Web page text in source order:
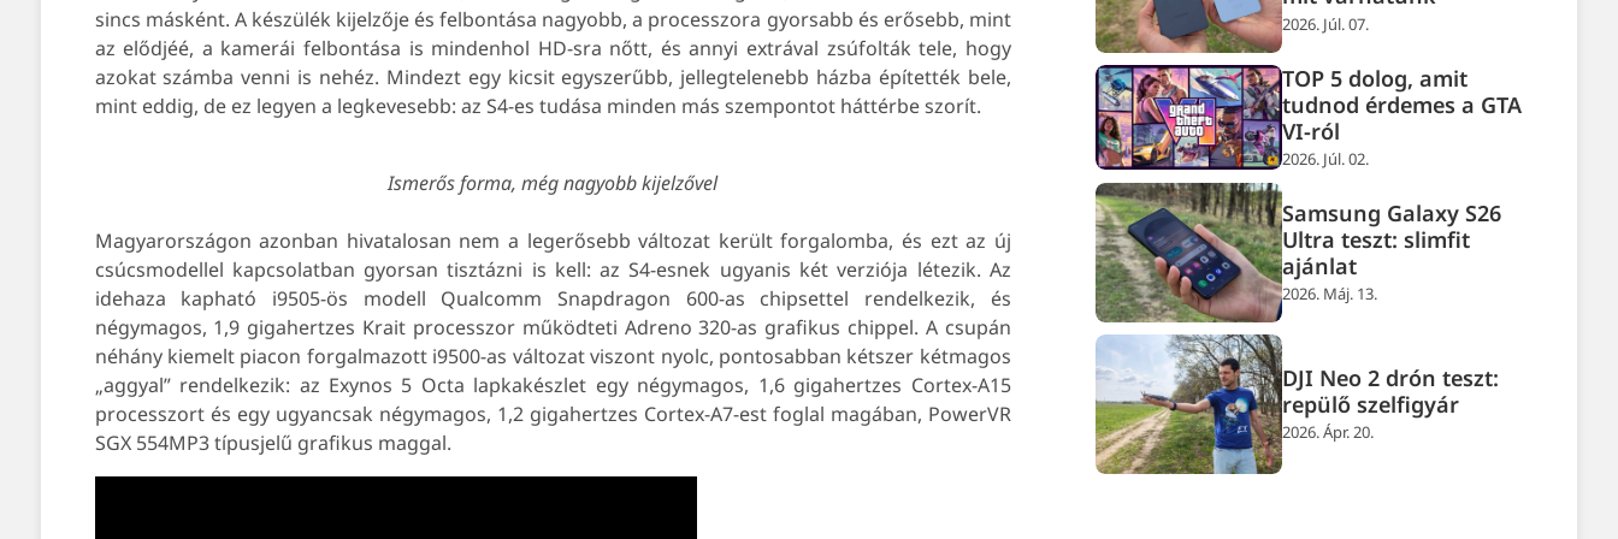
sincs másként. A készülék kijelzője és felbontása nagyobb, a processzora gyorsabb és erősebb, mint
az elődjéé, a kamerái felbontása is mindenhol HD-sra nőtt, és annyi extrával zsúfolták tele, hogy
azokat számba venni is nehéz. Mindezt egy kicsit egyszerűbb, jellegtelenebb házba építették bele,
mint eddig, de ez legyen a legkevesebb: az S4-es tudása minden más szempontot háttérbe szorít.
Ismerős forma, még nagyobb kijelzővel
Magyarországon azonban hivatalosan nem a legerősebb változat került forgalomba, és ezt az új
csúcsmodellel kapcsolatban gyorsan tisztázni is kell: az S4-esnek ugyanis két verziója létezik. Az
idehaza kapható i9505-ös modell Qualcomm Snapdragon 600-as chipsettel rendelkezik, és
négymagos, 1,9 gigahertzes Krait processzor működteti Adreno 320-as grafikus chippel. A csupán
néhány kiemelt piacon forgalmazott i9500-as változat viszont nyolc, pontosabban kétszer kétmagos
„aggyal” rendelkezik: az Exynos 5 Octa lapkakészlet egy négymagos, 1,6 gigahertzes Cortex-A15
processzort és egy ugyancsak négymagos, 1,2 gigahertzes Cortex-A7-est foglal magában, PowerVR
SGX 554MP3 típusjelű grafikus maggal.
2026. Júl. 07.
TOP 5 dolog, amit
tudnod érdemes a GTA
VI-ról
2026. Júl. 02.
Samsung Galaxy S26
Ultra teszt: slimfit
ajánlat
2026. Máj. 13.
DJI Neo 2 drón teszt:
repülő szelfigyár
2026. Ápr. 20.